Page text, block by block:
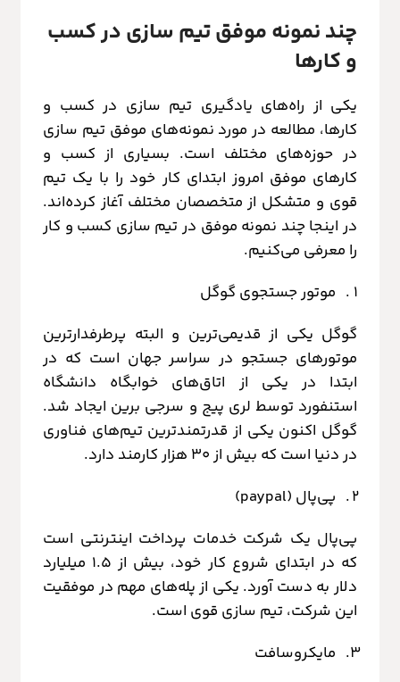
چند نمونه موفق تیم سازی در کسب
و کارها
یکی از راه‌های یادگیری تیم سازی در کسب و
کارها، مطالعه در مورد نمونه‌های موفق تیم سازی
در حوزه‌های مختلف است. بسیاری از کسب و
کارهای موفق امروز ابتدای کار خود را با یک تیم
قوی و متشکل از متخصصان مختلف آغاز کرده‌اند.
در اینجا چند نمونه موفق در تیم سازی کسب و کار
را معرفی می‌کنیم.
موتور جستجوی گوگل
گوگل یکی از قدیمی‌ترین و البته پرطرفدارترین
موتورهای جستجو در سراسر جهان است که در
ابتدا در یکی از اتاق‌های خوابگاه دانشگاه
استنفورد توسط لری پیج و سرجی برین ایجاد شد.
گوگل اکنون یکی از قدرتمندترین تیم‌های فناوری
در دنیا است که بیش از 30 هزار کارمند دارد.
پی‌پال (paypal)
پی‌پال یک شرکت خدمات پرداخت اینترنتی است
که در ابتدای شروع کار خود، بیش از 1.5 میلیارد
دلار به دست آورد. یکی از پله‌های مهم در موفقیت
این شرکت، تیم سازی قوی است.
مایکروسافت